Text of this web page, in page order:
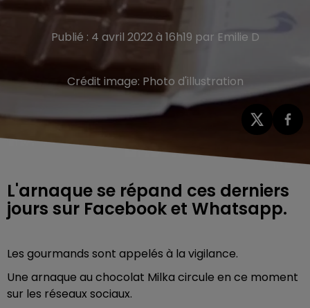
Publié : 4 avril 2022 à 16h19 par Emilie D
Crédit image: Photo d'illustration
L'arnaque se répand ces derniers
jours sur Facebook et Whatsapp.
Les gourmands sont appelés à la vigilance.
Une arnaque au chocolat Milka circule en ce moment
sur les réseaux sociaux.